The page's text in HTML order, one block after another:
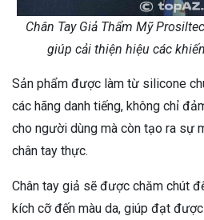
Chân Tay Giả Thẩm Mỹ
giúp cải thiện hiệu các
Sản phẩm được làm từ silicone
các hãng danh tiếng, không chỉ
cho người dùng mà còn tạo ra sự
chân tay thực.
Chân tay giả sẽ được chăm chút
kích cỡ đến màu da, giúp đạt